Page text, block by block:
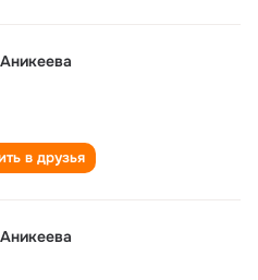
в друзья